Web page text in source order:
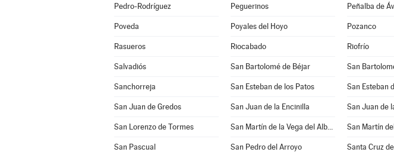
Pedro-Rodríguez Peguerinos Peñalba de
Poveda Poyales del Hoyo Pozanco
Rasueros Riocabado Riofrío
Salvadiós San Bartolomé de Béjar San
Sanchorreja San Esteban de los Patos San Esteban
San Juan de Gredos San Juan de la Encinilla San Juan de
San Lorenzo de Tormes San Martín de la Vega del Alberche San Martín
San Pascual San Pedro del Arroyo Santa Cruz